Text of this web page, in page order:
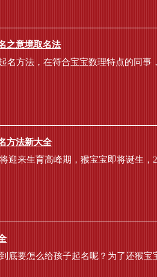
之意境取名法
名方法，在符合宝宝数理特点的同
方法新大全
迎来生育高峰期，猴宝宝即将诞生
底要怎么给孩子起名呢？为了还猴